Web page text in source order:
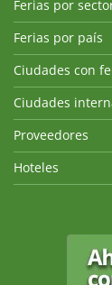
Ferias por
Ferias por país
Ciudades con
Ciudades
Proveedores
Hoteles